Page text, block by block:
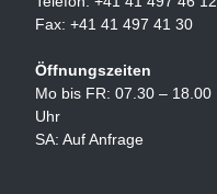
Fax: +41 41 497 41 30
Öffnungszeiten
Mo bis FR: 07.30 – 18.00
Uhr
SA: Auf Anfrage